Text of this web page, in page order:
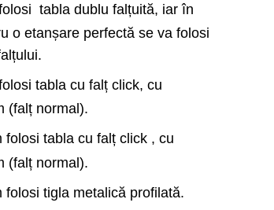
tabla dublu falțuită, iar în
o etanșare perfectă se va folosi
tabla cu falț click, cu
(falț normal).
folosi tabla cu falț click , cu
(falț normal).
folosi tigla metalică profilată.